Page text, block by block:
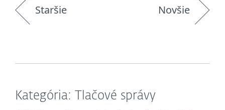
Staršie Novšie
Kategória: Tlačové správy